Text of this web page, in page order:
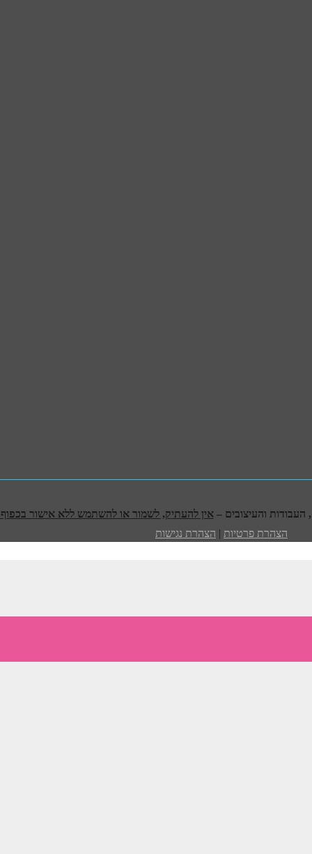
אין להעתיק, לשמור או להשתמש ללא אישור בכפוף
הצהרת פרטיות | הצהרת נגישות